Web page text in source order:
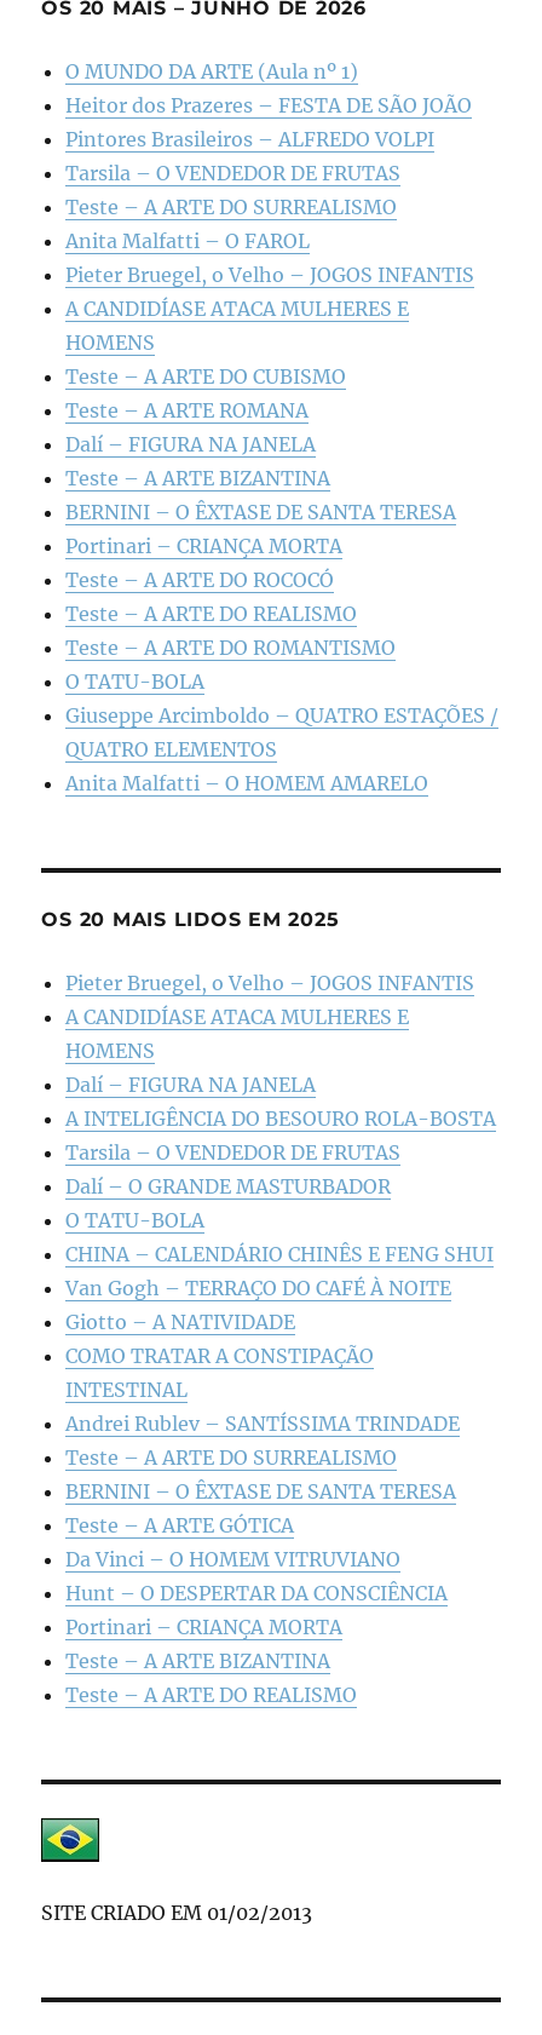
OS 20 MAIS – JUNHO DE 2026
O MUNDO DA ARTE (Aula nº 1)
Heitor dos Prazeres – FESTA DE SÃO JOÃO
Pintores Brasileiros – ALFREDO VOLPI
Tarsila – O VENDEDOR DE FRUTAS
Teste – A ARTE DO SURREALISMO
Anita Malfatti – O FAROL
Pieter Bruegel, o Velho – JOGOS INFANTIS
A CANDIDÍASE ATACA MULHERES E
HOMENS
Teste – A ARTE DO CUBISMO
Teste – A ARTE ROMANA
Dalí – FIGURA NA JANELA
Teste – A ARTE BIZANTINA
BERNINI – O ÊXTASE DE SANTA TERESA
Portinari – CRIANÇA MORTA
Teste – A ARTE DO ROCOCÓ
Teste – A ARTE DO REALISMO
Teste – A ARTE DO ROMANTISMO
O TATU-BOLA
Giuseppe Arcimboldo – QUATRO ESTAÇÕES /
QUATRO ELEMENTOS
Anita Malfatti – O HOMEM AMARELO
OS 20 MAIS LIDOS EM 2025
Pieter Bruegel, o Velho – JOGOS INFANTIS
A CANDIDÍASE ATACA MULHERES E
HOMENS
Dalí – FIGURA NA JANELA
A INTELIGÊNCIA DO BESOURO ROLA-BOSTA
Tarsila – O VENDEDOR DE FRUTAS
Dalí – O GRANDE MASTURBADOR
O TATU-BOLA
CHINA – CALENDÁRIO CHINÊS E FENG SHUI
Van Gogh – TERRAÇO DO CAFÉ À NOITE
Giotto – A NATIVIDADE
COMO TRATAR A CONSTIPAÇÃO
INTESTINAL
Andrei Rublev – SANTÍSSIMA TRINDADE
Teste – A ARTE DO SURREALISMO
BERNINI – O ÊXTASE DE SANTA TERESA
Teste – A ARTE GÓTICA
Da Vinci – O HOMEM VITRUVIANO
Hunt – O DESPERTAR DA CONSCIÊNCIA
Portinari – CRIANÇA MORTA
Teste – A ARTE BIZANTINA
Teste – A ARTE DO REALISMO
SITE CRIADO EM 01/02/2013